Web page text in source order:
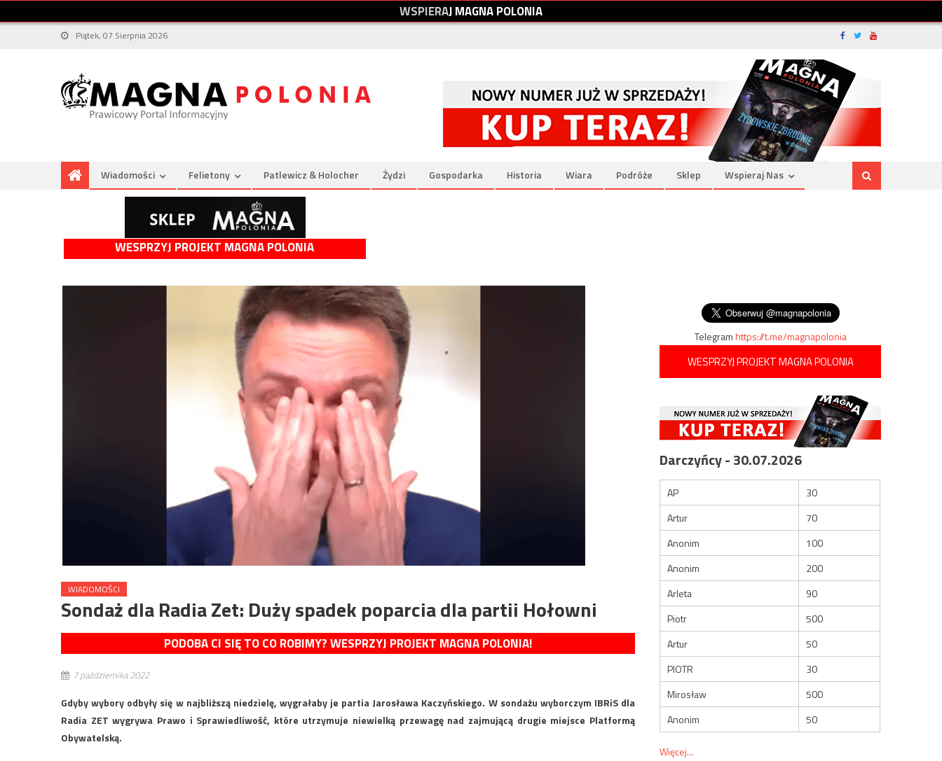
WSPIERAJMAGNAPOLONIA
Piątek, 07 Sierpnia 2026
Wiadomości Felietony Patlewicz & Holocher Żydzi Gospodarka Historia Wiara Podróże Sklep Wspieraj Nas
WESPRZYJ PROJEKT MAGNA POLONIA
WIADOMOŚCI
Sondaż dla Radia Zet: Duży spadek poparcia dla partii Hołowni
PODOBA CI SIĘ TO CO ROBIMY? WESPRZYJ PROJEKT MAGNA POLONIA!
7 października 2022
Gdyby wybory odbyły się w najbliższą niedzielę, wygrałaby je partia Jarosława Kaczyńskiego. W sondażu wyborczym IBRiS dla
Radia ZET wygrywa Prawo i Sprawiedliwość, które utrzymuje niewielką przewagę nad zajmującą drugie miejsce Platformą
Obywatelską.
Telegramhttps://t.me/magnapolonia
WESPRZYJ PROJEKT MAGNA POLONIA
Darczyńcy - 30.07.2026
AP
30
Artur
70
Anonim
100
Anonim
200
Arleta
90
Piotr
500
Artur
50
PIOTR
30
Mirosław
500
Anonim
50
Więcej...